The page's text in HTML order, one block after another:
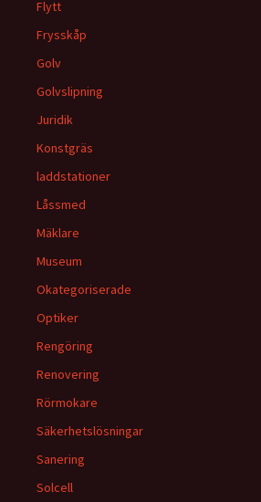
Flytt
Frysskåp
Golv
Golvslipning
Juridik
Konstgräs
laddstationer
Låssmed
Mäklare
Museum
Okategoriserade
Optiker
Rengöring
Renovering
Rörmokare
Säkerhetslösningar
Sanering
Solcell